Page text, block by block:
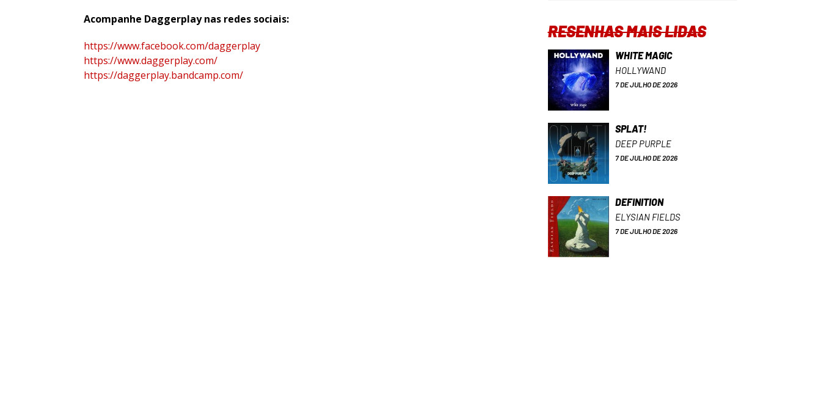
Acompanhe Daggerplay nas redes sociais:
https://www.facebook.com/daggerplay
https://www.daggerplay.com/
https://daggerplay.bandcamp.com/
RESENHAS MAIS LIDAS
WHITE MAGIC
HOLLYWAND
7 DE JULHO DE 2026
SPLAT!
DEEP PURPLE
7 DE JULHO DE 2026
DEFINITION
ELYSIAN FIELDS
7 DE JULHO DE 2026